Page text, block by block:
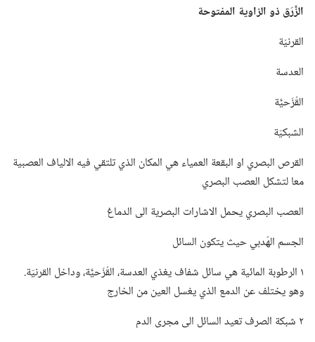
الزَّرَق ذو الزاوية المفتوحة
القرنيّة
العدسة
القُزَحيَّة
الشبكيّة
القرص البصري او البقعة العمياء هي المكان الذي تلتقي فيه الالياف العصبية
معا لتشكل العصب البصري
العصب البصري يحمل الاشارات البصرية الى الدماغ
الجسم الهُدبي حيث يتكون السائل
١ الرطوبة المائية هي سائل شفاف يغذي العدسة،‏ القُزَحيَّة،‏ وداخل القرنيّة.‏
وهو يختلف عن الدمع الذي يغسل العين من الخارج
٢ شبكة الصرف تعيد السائل الى مجرى الدم